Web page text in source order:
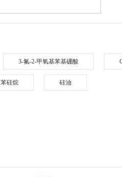
3-氟-2-甲氧基苯基硼酸
苯硅烷 硅油